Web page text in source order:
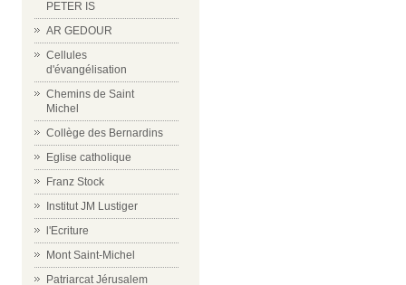
PETER IS
AR GEDOUR
Cellules
d'évangélisation
Chemins de Saint
Michel
Collège des Bernardins
Eglise catholique
Franz Stock
Institut JM Lustiger
l'Ecriture
Mont Saint-Michel
Patriarcat Jérusalem